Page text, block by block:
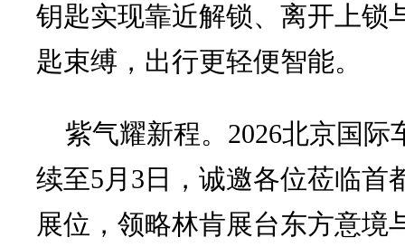
钥匙实现靠近解锁、离开上锁
匙束缚，出行更轻便智能。
紫气耀新程。2026北京国际
续至5月3日，诚邀各位莅临首
展位，领略林肯展台东方意境